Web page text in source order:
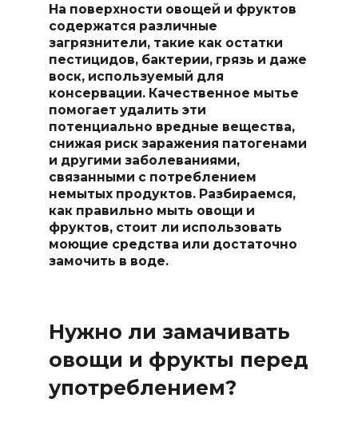
На поверхности овощей и фруктов
содержатся различные
загрязнители, такие как остатки
пестицидов, бактерии, грязь и даже
воск, используемый для
консервации. Качественное мытье
помогает удалить эти
потенциально вредные вещества,
снижая риск заражения патогенами
и другими заболеваниями,
связанными с потреблением
немытых продуктов. Разбираемся,
как правильно мыть овощи и
фруктов, стоит ли использовать
моющие средства или достаточно
замочить в воде.
Нужно ли замачивать
овощи и фрукты перед
употреблением?